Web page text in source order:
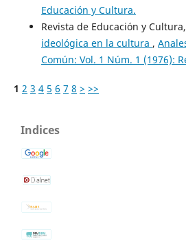
Educación y Cultura.
Revista de Educación y Cultura,
ideológica en la cultura ,
Común: Vol. 1 Núm. 1 (1976):
1 2 3 4 5 6 7 8 > >>
Indices